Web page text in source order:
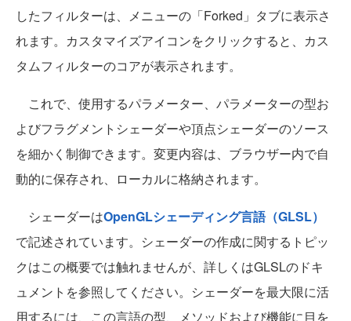
したフィルターは、メニューの「Forked」タブに表示さ
れます。カスタマイズアイコンをクリックすると、カス
タムフィルターのコアが表示されます。
これで、使用するパラメーター、パラメーターの型お
よびフラグメントシェーダーや頂点シェーダーのソース
を細かく制御できます。変更内容は、ブラウザー内で自
動的に保存され、ローカルに格納されます。
シェーダーはOpenGLシェーディング言語（GLSL）
で記述されています。シェーダーの作成に関するトピッ
クはこの概要では触れませんが、詳しくはGLSLのドキ
ュメントを参照してください。シェーダーを最大限に活
用するには、この言語の型、メソッドおよび機能に目を